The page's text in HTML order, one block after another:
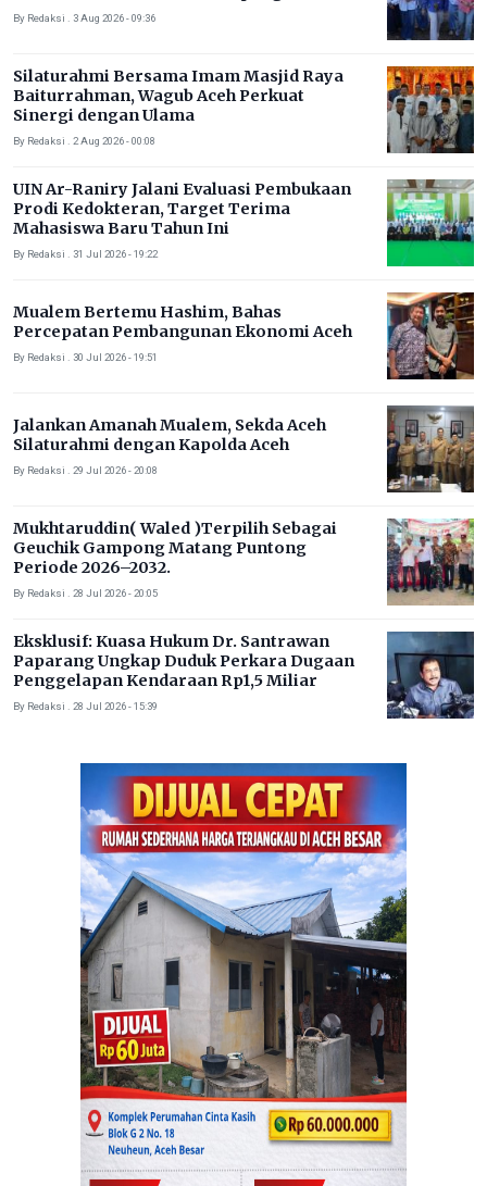
By Redaksi . 3 Aug 2026 - 09:36
Silaturahmi Bersama Imam Masjid Raya
Baiturrahman, Wagub Aceh Perkuat
Sinergi dengan Ulama
By Redaksi . 2 Aug 2026 - 00:08
UIN Ar-Raniry Jalani Evaluasi Pembukaan
Prodi Kedokteran, Target Terima
Mahasiswa Baru Tahun Ini
By Redaksi . 31 Jul 2026 - 19:22
Mualem Bertemu Hashim, Bahas
Percepatan Pembangunan Ekonomi Aceh
By Redaksi . 30 Jul 2026 - 19:51
Jalankan Amanah Mualem, Sekda Aceh
Silaturahmi dengan Kapolda Aceh
By Redaksi . 29 Jul 2026 - 20:08
Mukhtaruddin( Waled )Terpilih Sebagai
Geuchik Gampong Matang Puntong
Periode 2026–2032.
By Redaksi . 28 Jul 2026 - 20:05
Eksklusif: Kuasa Hukum Dr. Santrawan
Paparang Ungkap Duduk Perkara Dugaan
Penggelapan Kendaraan Rp1,5 Miliar
By Redaksi . 28 Jul 2026 - 15:39